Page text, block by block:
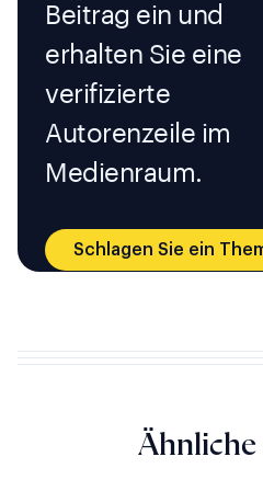
Beitrag ein und
erhalten Sie eine
verifizierte
Autorenzeile im
Medienraum.
Schlagen Sie ein